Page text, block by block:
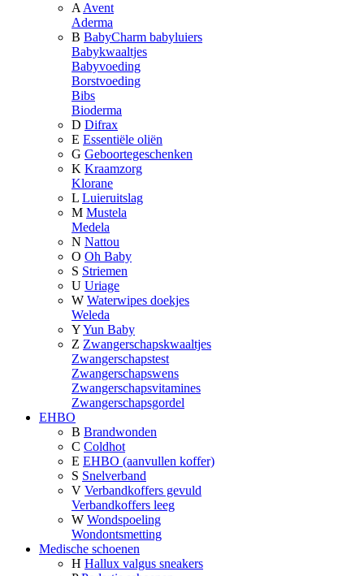
A Avent
Aderma
B BabyCharm babyluiers
Babykwaaltjes
Babyvoeding
Borstvoeding
Bibs
Bioderma
D Difrax
E Essentiële oliën
G Geboortegeschenken
K Kraamzorg
Klorane
L Luieruitslag
M Mustela
Medela
N Nattou
O Oh Baby
S Striemen
U Uriage
W Waterwipes doekjes
Weleda
YYun Baby
Z Zwangerschapskwaaltjes
Zwangerschapstest
Zwangerschapswens
Zwangerschapsvitamines
Zwangerschapsgordel
EHBO
B Brandwonden
C Coldhot
E EHBO (aanvullen koffer)
S Snelverband
V Verbandkoffers gevuld
Verbandkoffers leeg
W Wondspoeling
Wondontsmetting
Medische schoenen
H Hallux valgus sneakers